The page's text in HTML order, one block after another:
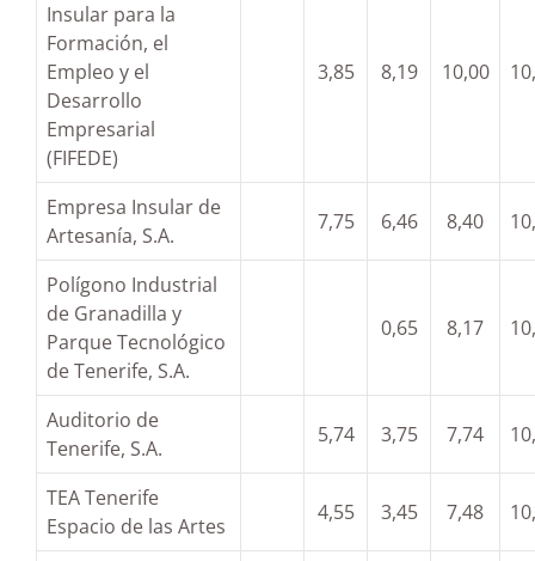
Insular para la
Formación, el
Empleo y el
Desarrollo
Empresarial
(FIFEDE)
3,85 8,19 10,00
Empresa Insular de
Artesanía, S.A.
7,75 6,46 8,40
Polígono Industrial
de Granadilla y
Parque Tecnológico
de Tenerife, S.A.
0,65 8,17
Auditorio de
Tenerife, S.A.
5,74 3,75 7,74
TEA Tenerife
Espacio de las Artes
4,55 3,45 7,48